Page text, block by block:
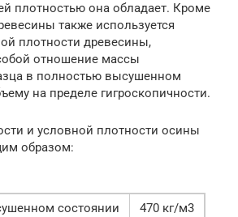
плотностью она обладает. Кроме
также используется
плотности древесины,
отношение массы
в полностью высушенном
на пределе гигроскопичности.
и условной плотности осины
образом:
состоянии
470 кг/м3